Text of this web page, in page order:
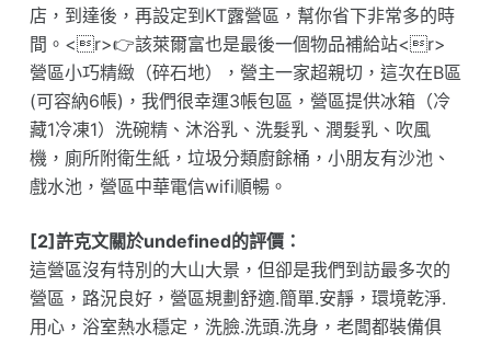
店，到達後，再設定到KT露營區，幫你省下非常多的時
間。<r>👉該萊爾富也是最後一個物品補給站<r>
營區小巧精緻（碎石地），營主一家超親切，這次在B區
(可容納6帳)，我們很幸運3帳包區，營區提供冰箱（冷
藏1冷凍1）洗碗精、沐浴乳、洗髮乳、潤髮乳、吹風
機，廁所附衛生紙，垃圾分類廚餘桶，小朋友有沙池、
戲水池，營區中華電信wifi順暢。
[2]許克文關於undefined的評價：
這營區沒有特別的大山大景，但卻是我們到訪最多次的
營區，路況良好，營區規劃舒適.簡單.安靜，環境乾淨.
用心，浴室熱水穩定，洗臉.洗頭.洗身，老闆都裝備俱